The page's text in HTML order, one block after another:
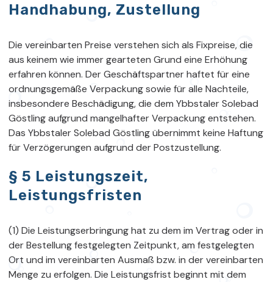
Handhabung, Zustellung
Die vereinbarten Preise verstehen sich als Fixpreise, die
aus keinem wie immer gearteten Grund eine Erhöhung
erfahren können. Der Geschäftspartner haftet für eine
ordnungsgemäße Verpackung sowie für alle Nachteile,
insbesondere Beschädigung, die dem Ybbstaler Solebad
Göstling aufgrund mangelhafter Verpackung entstehen.
Das Ybbstaler Solebad Göstling übernimmt keine Haftung
für Verzögerungen aufgrund der Postzustellung.
§ 5 Leistungszeit,
Leistungsfristen
(1) Die Leistungserbringung hat zu dem im Vertrag oder in
der Bestellung festgelegten Zeitpunkt, am festgelegten
Ort und im vereinbarten Ausmaß bzw. in der vereinbarten
Menge zu erfolgen. Die Leistungsfrist beginnt mit dem